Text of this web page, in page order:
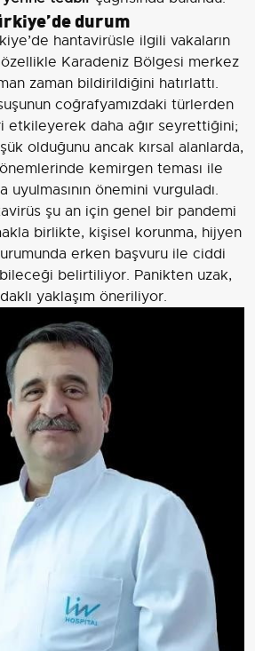
durum
hantavirüsle ilgili vakaların
özellikle Karadeniz Bölgesi merkez
zaman bildirildiğini hatırlattı.
coğrafyamızdaki türlerden
etkileyerek daha ağır seyrettiğini;
olduğunu ancak kırsal alanlarda,
kemirgen teması ile
uyulmasının önemini vurguladı.
şu an için genel bir pandemi
birlikte, kişisel korunma, hijyen
erken başvuru ile ciddi
belirtiliyor. Panikten uzak,
yaklaşım öneriliyor.